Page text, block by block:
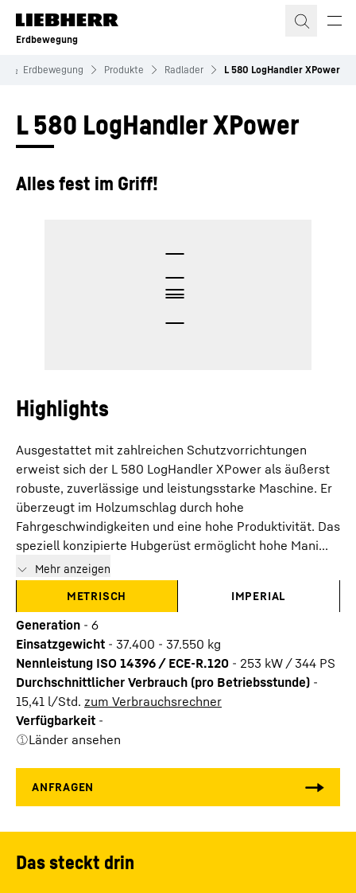
Zum Inhalt springen
Erdbewegung
Erdbewegung Produkte Radlader L 580 LogHandler XPower
L 580 LogHandler XPower
Alles fest im Griff!
Highlights
Ausgestattet mit zahlreichen Schutzvorrichtungen
erweist sich der L 580 LogHandler XPower als äußerst
robuste, zuverlässige und leistungsstarke Maschine. Er
überzeugt im Holzumschlag durch hohe
Fahrgeschwindigkeiten und eine hohe Produktivität. Das
speziell konzipierte Hubgerüst ermöglicht hohe Mani...
Mehr anzeigen
METRISCH
IMPERIAL
Generation - 6
Einsatzgewicht - 37.400 - 37.550 kg
Nennleistung ISO 14396 / ECE-R.120 - 253 kW / 344 PS
Durchschnittlicher Verbrauch (pro Betriebsstunde) -
15,41 l/Std. zum Verbrauchsrechner
Verfügbarkeit -
Länder ansehen
Das steckt drin